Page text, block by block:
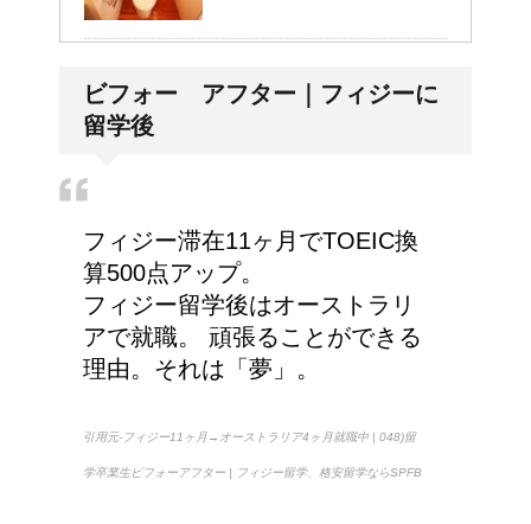
余命って極端に短くなる
副交感神経が優位だと、
気管支はどうなるの？
豆乳と納豆では、栄養の
ビフォー アフター｜フィジーに
留学後
フィジー滞在11ヶ月でTOEIC換
算500点アップ。
フィジー留学後はオーストラリ
アで就職。 頑張ることができる
理由。それは「夢」。
引用元-フィジー11ヶ月→オーストラリア4ヶ月就職中 | 048)留
学卒業生ビフォーアフター | フィジー留学、格安留学ならSPFB